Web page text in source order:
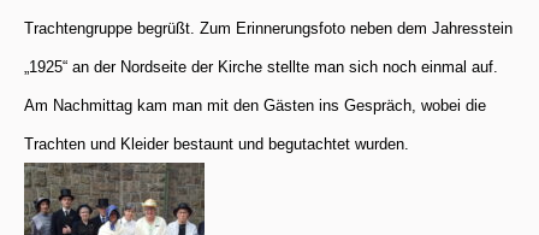
Trachtengruppe begrüßt. Zum Erinnerungsfoto neben dem Jahresstein
„1925“ an der Nordseite der Kirche stellte man sich noch einmal auf.
Am Nachmittag kam man mit den Gästen ins Gespräch, wobei die
Trachten und Kleider bestaunt und begutachtet wurden.